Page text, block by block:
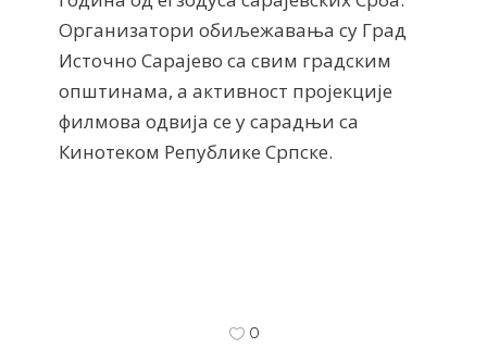
Организатори обиљежавања су Град
Источно Сарајево са свим градским
општинама, а активност пројекције
филмова одвија се у сарадњи са
Кинотеком Републике Српске.
0